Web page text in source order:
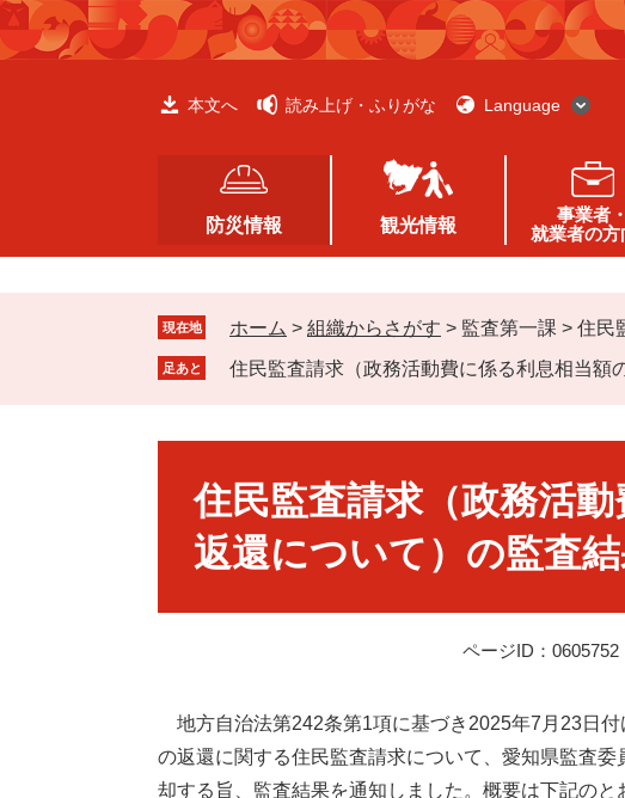
ペ
ー
メ
ニ
本文へ 読み上げ・ふりがな Language
防災情報 観光情報
事業者・
就業者の方
現在地 ホーム > 組織からさがす > 監査第一課 > 住民
足あと 住民監査請求（政務活動費に係る利息相当額
住民監査請求（政務活
返還について）の監査
ページID：0605752
地方自治法第242条第1項に基づき2025年7月23日
の返還に関する住民監査請求について、愛知県監査
却する旨、監査結果を通知しました。概要は下記のと